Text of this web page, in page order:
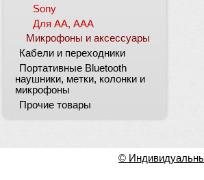
Sony
Для АА, ААА
Микрофоны и аксессуары
Кабели и переходники
Портативные Bluetooth
наушники, метки, колонки и
микрофоны
Прочие товары
©